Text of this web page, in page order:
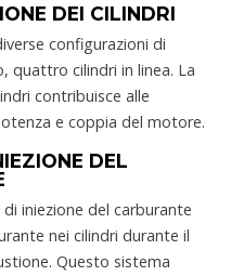
DEI CILINDRI
configurazioni di
quattro cilindri in linea. La
contribuisce alle
e coppia del motore.
DEL
iniezione del carburante
nei cilindri durante il
Questo sistema